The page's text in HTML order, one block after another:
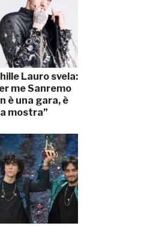
Lauro svela:
me Sanremo
è una gara, è
mostra”